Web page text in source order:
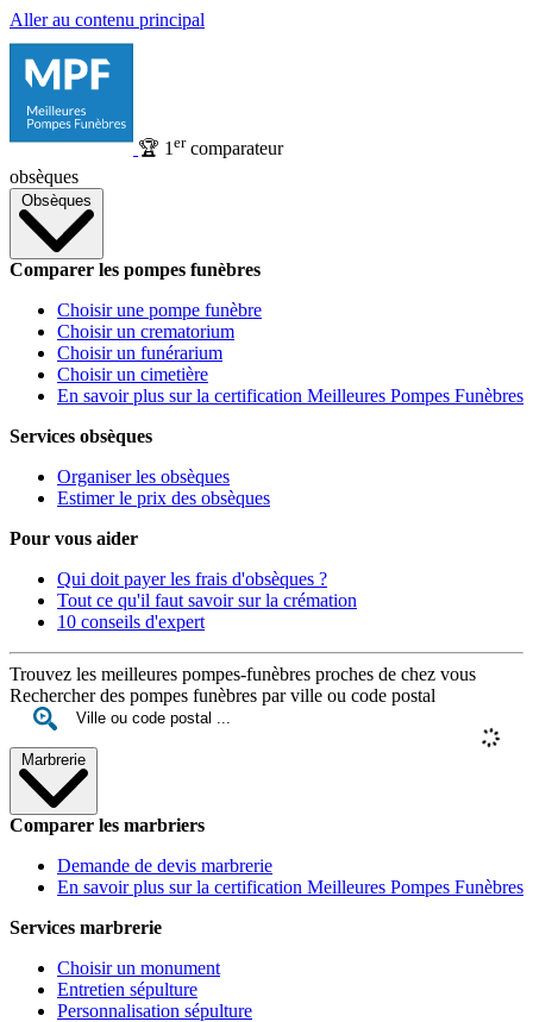
Aller au contenu principal
🏆 1 ercomparateur
obsèques
Obsèques
Comparer les pompes funèbres
Choisir une pompe funèbre
Choisir un crematorium
Choisir un funérarium
Choisir un cimetière
En savoir plus sur la certification Meilleures Pompes Funèbres
Services obsèques
Organiser les obsèques
Estimer le prix des obsèques
Pour vous aider
Qui doit payer les frais d'obsèques ?
Tout ce qu'il faut savoir sur la crémation
10 conseils d'expert
Trouvez les meilleures pompes-funèbres proches de chez vous
Rechercher des pompes funèbres par ville ou code postal
Marbrerie
Comparer les marbriers
Demande de devis marbrerie
En savoir plus sur la certification Meilleures Pompes Funèbres
Services marbrerie
Choisir un monument
Entretien sépulture
Personnalisation sépulture